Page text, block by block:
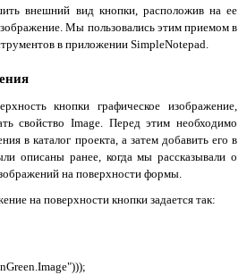
внешний вид кнопки, расположив на ее
Мы пользовались этим приемом в
в приложении SimpleNotepad.
кнопки графическое изображение,
свойство Image. Перед этим необходимо
в каталог проекта, а затем добавить его в
описаны ранее, когда мы рассказывали о
на поверхности формы.
на поверхности кнопки задается так: